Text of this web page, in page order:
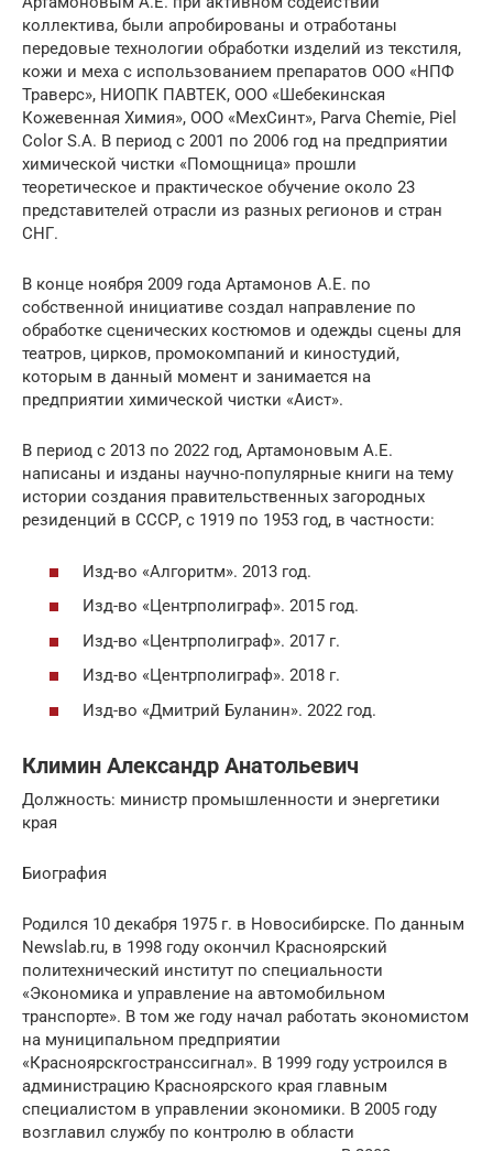
коллектива, были апробированы и отработаны
передовые технологии обработки изделий из текстиля,
кожи и меха с использованием препаратов ООО «НПФ
Траверс», НИОПК ПАВТЕК, ООО «Шебекинская
Кожевенная Химия», ООО «МехСинт», Parva Chemie, Piel
Color S.A. В период с 2001 по 2006 год на предприятии
химической чистки «Помощница» прошли
теоретическое и практическое обучение около 23
представителей отрасли из разных регионов и стран
СНГ.
В конце ноября 2009 года Артамонов А.Е. по
собственной инициативе создал направление по
обработке сценических костюмов и одежды сцены для
театров, цирков, промокомпаний и киностудий,
которым в данный момент и занимается на
предприятии химической чистки «Аист».
В период с 2013 по 2022 год, Артамоновым А.Е.
написаны и изданы научно-популярные книги на тему
истории создания правительственных загородных
резиденций в СССР, с 1919 по 1953 год, в частности:
Изд-во «Алгоритм». 2013 год.
Изд-во «Центрполиграф». 2015 год.
Изд-во «Центрполиграф». 2017 г.
Изд-во «Центрполиграф». 2018 г.
Изд-во «Дмитрий Буланин». 2022 год.
Климин Александр Анатольевич
Должность: министр промышленности и энергетики
края
Биография
Родился 10 декабря 1975 г. в Новосибирске. По данным
Newslab.ru, в 1998 году окончил Красноярский
политехнический институт по специальности
«Экономика и управление на автомобильном
транспорте». В том же году начал работать экономистом
на муниципальном предприятии
«Красноярскгостранссигнал». В 1999 году устроился в
администрацию Красноярского края главным
специалистом в управлении экономики. В 2005 году
возглавил службу по контролю в области